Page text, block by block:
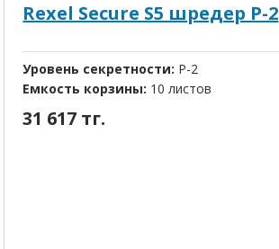
Rexel Secure S5 шредер P-2
Уровень секретности: P-2
Емкость корзины: 10 листов
31 617 тг.